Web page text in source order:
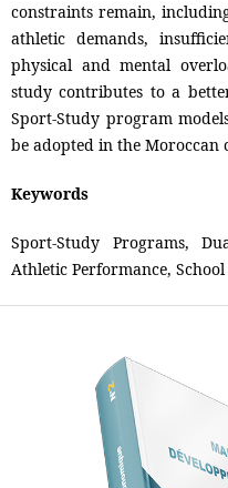
constraints remain,
athletic demands,
physical and mental
study contributes to a
Sport-Study program
be adopted in the Moroccan
Keywords
Sport-Study Programs,
Athletic Performance,